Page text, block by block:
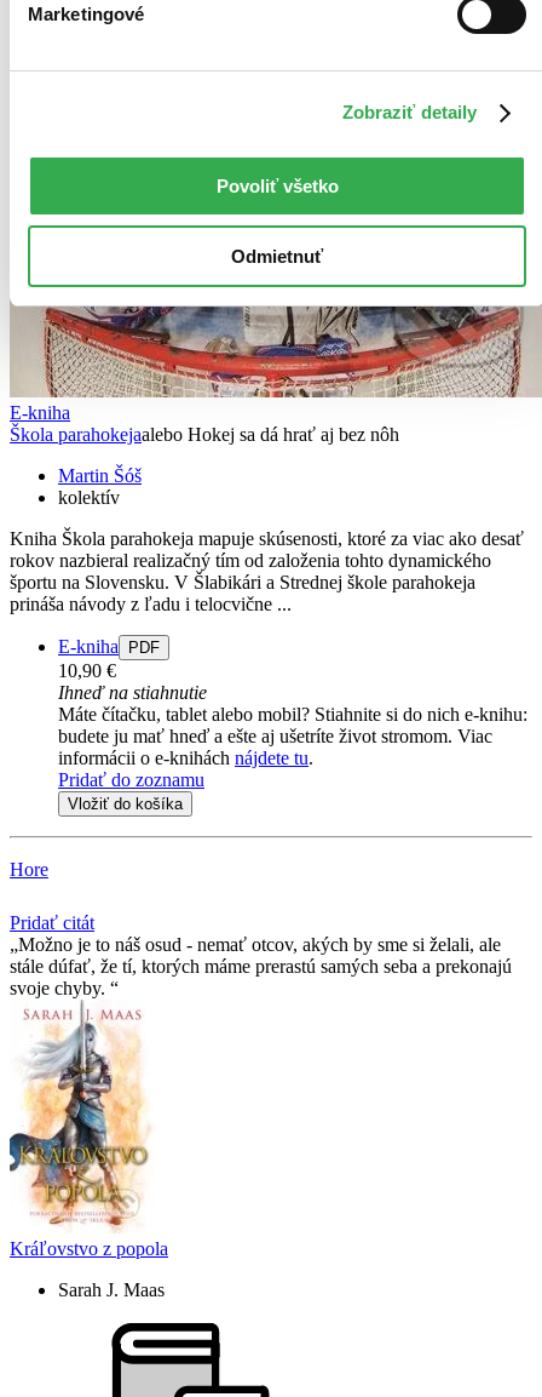
Marketingové
Zobraziť detaily
Povoliť všetko
Odmietnuť
E-kniha
Škola parahokejaalebo Hokej sa dá hrať aj bez nôh
Martin Šóš
kolektív
Kniha Škola parahokeja mapuje skúsenosti, ktoré za viac ako desať
rokov nazbieral realizačný tím od založenia tohto dynamického
športu na Slovensku. V Šlabikári a Strednej škole parahokeja
prináša návody z ľadu i telocvične ...
E-kniha PDF
10,90 €
Ihneď na stiahnutie
Máte čítačku, tablet alebo mobil? Stiahnite si do nich e-knihu:
budete ju mať hneď a ešte aj ušetríte život stromom. Viac
informácii o e-knihách nájdete tu.
Pridať do zoznamu
Vložiť do košíka
Hore
Pridať citát
Možno je to náš osud - nemať otcov, akých by sme si želali, ale
stále dúfať, že tí­, ktorých máme prerastú samých seba a prekonajú
svoje chyby.
Kráľovstvo z popola
Sarah J. Maas